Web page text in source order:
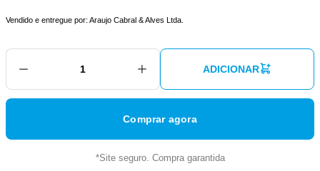
Vendido e entregue por: Araujo Cabral & Alves Ltda.
ADICIONAR
Comprar agora
*Site seguro. Compra garantida